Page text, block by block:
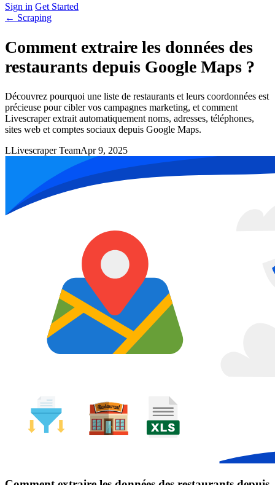
Sign in Get Started
← Scraping
Comment extraire les données des
restaurants depuis Google Maps ?
Découvrez pourquoi une liste de restaurants et leurs coordonnées est
précieuse pour cibler vos campagnes marketing, et comment
Livescraper extrait automatiquement noms, adresses, téléphones,
sites web et comptes sociaux depuis Google Maps.
LLivescraper TeamApr 9, 2025